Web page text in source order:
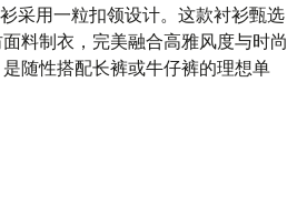
衫采用一粒扣领设计。这款衬衫甄选
料制衣，完美融合高雅风度与时尚
随性搭配长裤或牛仔裤的理想单